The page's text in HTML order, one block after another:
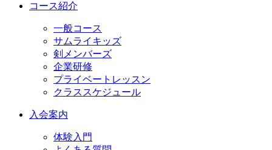
コース紹介
一般コース
サムライキッズ
剣メンバーズ
企業研修
プライベートレッスン
クラススケジュール
入会案内
体験入門